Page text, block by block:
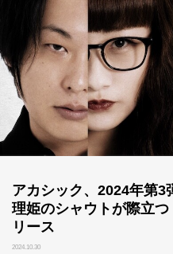
アカシック、2024年第3
理姫のシャウトが際立
リース
2024.10.30